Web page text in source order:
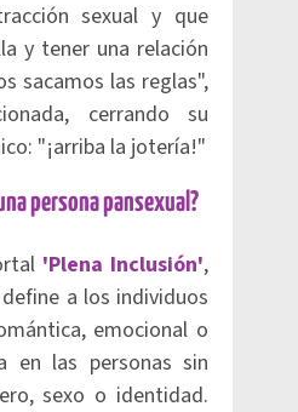
sexual y que
y tener una relación
sacamos las reglas",
cerrando su
"¡arriba la jotería!"
persona pansexual?
'Plena Inclusión',
a los individuos
emocional o
en las personas sin
sexo o identidad.